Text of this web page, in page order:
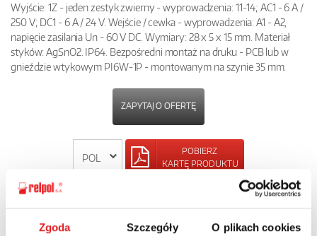
Zgoda Szczegóły O plikach cookies
Wyjście: 1Z - jeden zestyk zwierny - wyprowadzenia: 11-14; AC1 - 6 A /
250 V; DC1 - 6 A / 24 V. Wejście / cewka - wyprowadzenia: A1 - A2,
napięcie zasilania Un - 60 V DC. Wymiary: 28 x 5 x 15 mm. Materiał
styków: AgSnO2. IP64. Bezpośredni montaż na druku - PCB lub w
gnieździe wtykowym PI6W-1P - montowanym na szynie 35 mm.
ZAPYTAJ O OFERTĘ
POBIERZ
KARTĘ PRODUKTU
POWRÓT